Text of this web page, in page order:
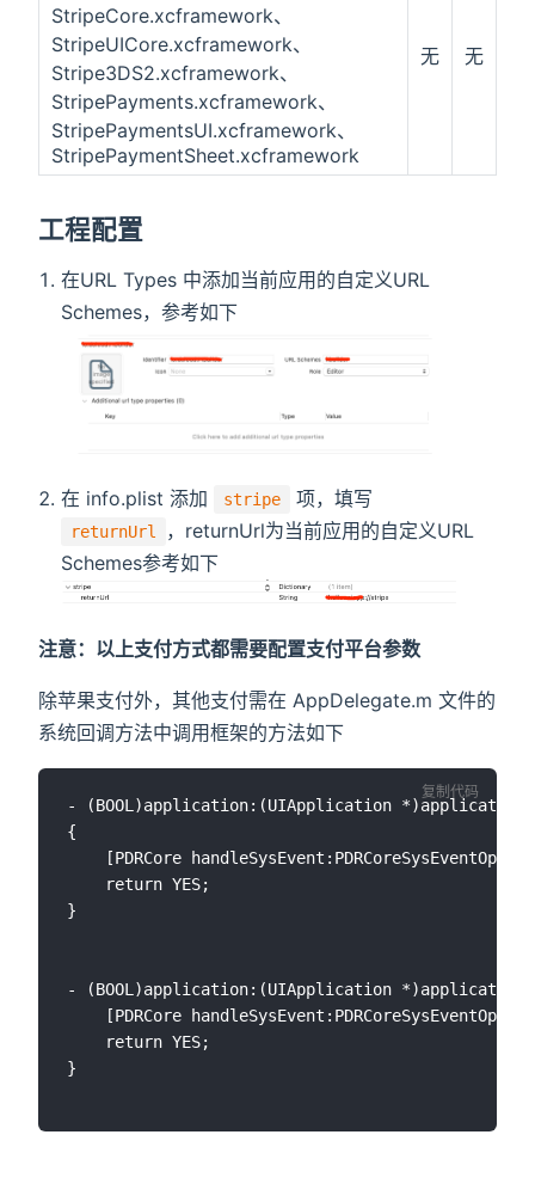
StripeCore.xcframework、
StripeUICore.xcframework、
Stripe3DS2.xcframework、
StripePayments.xcframework、
StripePaymentsUI.xcframework、
StripePaymentSheet.xcframework
无 无
工程配置
在URL Types 中添加当前应用的自定义URL
Schemes，参考如下
在 info.plist 添加 stripe 项，填写
returnUrl
，returnUrl为当前应用的自定义URL
Schemes参考如下
注意：以上支付方式都需要配置支付平台参数
除苹果支付外，其他支付需在 AppDelegate.m 文件的
系统回调方法中调用框架的方法如下
- (BOOL)application:(UIApplication *)application
{
[PDRCore
    return YES;
}
- (BOOL)application:(UIApplication *)application
[PDRCore
    return YES;
}
复制代码